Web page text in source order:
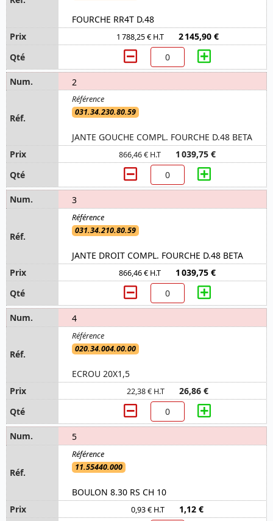
FOURCHE RR4T D.48
1 788,25 € H.T 2 145,90 €
2
031.34.230.80.59
JANTE GOUCHE COMPL. FOURCHE D.48 BETA
866,46 € H.T 1 039,75 €
3
031.34.210.80.59
JANTE DROIT COMPL. FOURCHE D.48 BETA
866,46 € H.T 1 039,75 €
4
020.34.004.00.00
ECROU 20X1,5
22,38 € H.T 26,86 €
5
11.55440.000
BOULON 8.30 RS CH 10
0,93 € H.T 1,12 €